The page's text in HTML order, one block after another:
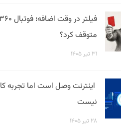
متوقف کرد؟
۳۱ تیر ۱۴۰۵
اینترنت وصل است اما تجربه
نیست
۲۸ تیر ۱۴۰۵